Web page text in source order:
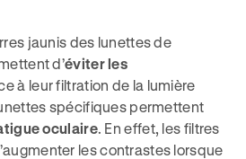
jaunis des lunettes de
d’éviter les
à leur filtration de la lumière
spécifiques permettent
oculaire. En effet, les filtres
les contrastes lorsque